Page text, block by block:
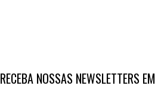
RECEBA NOSSAS NEWSLETTERS